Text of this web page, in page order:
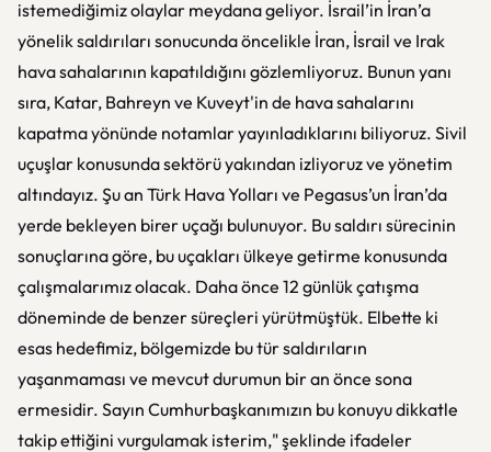
istemediğimiz olaylar meydana geliyor. İsrail’in İran’a
yönelik saldırıları sonucunda öncelikle İran, İsrail ve Irak
hava sahalarının kapatıldığını gözlemliyoruz. Bunun yanı
sıra, Katar, Bahreyn ve Kuveyt'in de hava sahalarını
kapatma yönünde notamlar yayınladıklarını biliyoruz. Sivil
uçuşlar konusunda sektörü yakından izliyoruz ve yönetim
altındayız. Şu an Türk Hava Yolları ve Pegasus’un İran’da
yerde bekleyen birer uçağı bulunuyor. Bu saldırı sürecinin
sonuçlarına göre, bu uçakları ülkeye getirme konusunda
çalışmalarımız olacak. Daha önce 12 günlük çatışma
döneminde de benzer süreçleri yürütmüştük. Elbette ki
esas hedefimiz, bölgemizde bu tür saldırıların
yaşanmaması ve mevcut durumun bir an önce sona
ermesidir. Sayın Cumhurbaşkanımızın bu konuyu dikkatle
takip ettiğini vurgulamak isterim," şeklinde ifadeler